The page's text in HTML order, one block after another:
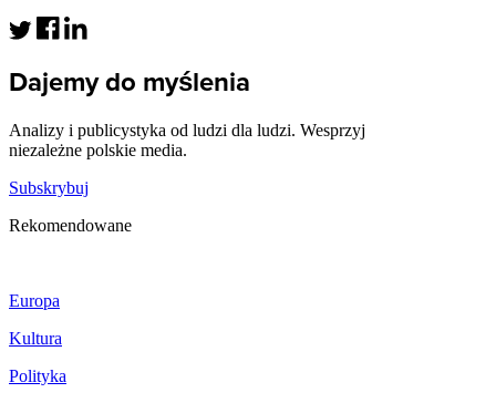
Dajemy do myślenia
Analizy i publicystyka od ludzi dla ludzi. Wesprzyj
niezależne polskie media.
Subskrybuj
Rekomendowane
Europa
Kultura
Polityka